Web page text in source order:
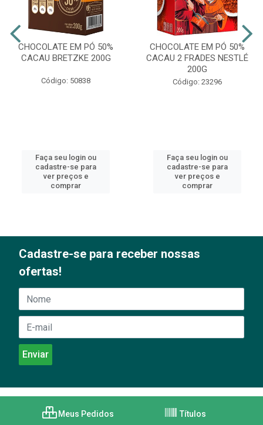
CHOCOLATE EM PÓ 50%
CACAU BRETZKE 200G
Código: 50838
Faça seu login ou
cadastre-se para
ver preços e
comprar
CHOCOLATE EM PÓ 50%
CACAU 2 FRADES NESTLÉ
200G
Código: 23296
Faça seu login ou
cadastre-se para
ver preços e
comprar
Cadastre-se para receber nossas
ofertas!
Meus Pedidos Títulos